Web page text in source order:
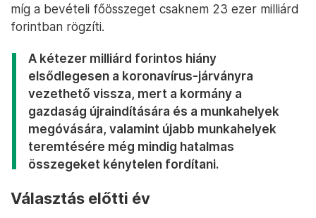
míg a bevételi főösszeget csaknem 23 ezer milliárd
forintban rögzíti.
A kétezer milliárd forintos hiány
elsődlegesen a koronavírus-járványra
vezethető vissza, mert a kormány a
gazdaság újraindítására és a munkahelyek
megóvására, valamint újabb munkahelyek
teremtésére még mindig hatalmas
összegeket kénytelen fordítani.
Választás előtti év